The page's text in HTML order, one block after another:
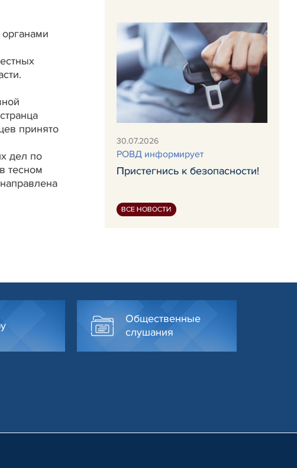
принято
дел по
тесном
30.07.2026
РОВД информирует
Пристегнись к безопасности!
ВСЕ НОВОСТИ
Общественные
слушания